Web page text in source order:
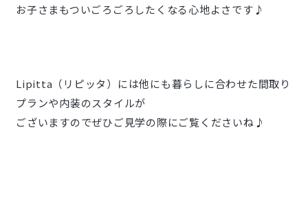
お子さまもついごろごろしたくなる心地よさです♪
Lipitta（リピッタ）には他にも暮らしに合わせた間取り
プランや内装のスタイルが
ございますのでぜひご見学の際にご覧くださいね♪